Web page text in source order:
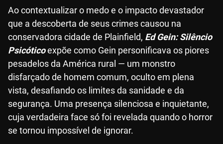
Ao contextualizar o medo e o impacto devastador
que a descoberta de seus crimes causou na
conservadora cidade de Plainfield, Ed Gein: Silêncio
Psicóticoexpõe como Gein personificava os piores
pesadelos da América rural — um monstro
disfarçado de homem comum, oculto em plena
vista, desafiando os limites da sanidade e da
segurança. Uma presença silenciosa e inquietante,
cuja verdadeira face só foi revelada quando o horror
se tornou impossível de ignorar.